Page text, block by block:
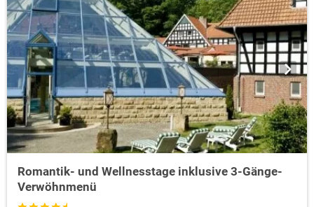
Romantik- und Wellnesstage inklusive 3-Gänge-
Verwöhnmenü